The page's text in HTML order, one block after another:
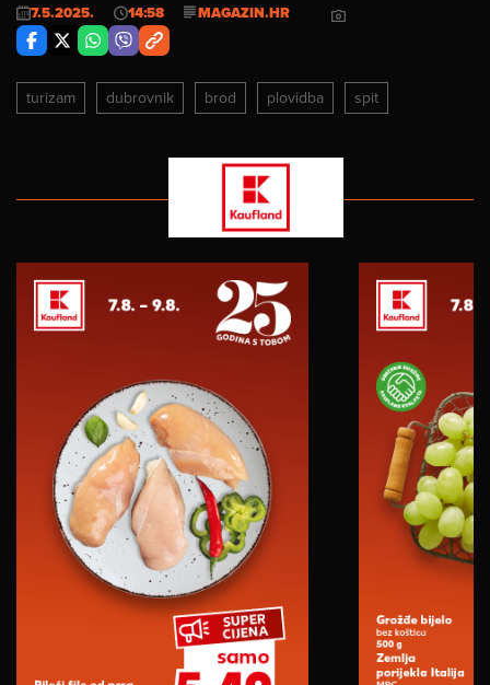
7.5.2025. 14:58 MAGAZIN.HR
turizam dubrovnik brod plovidba spit